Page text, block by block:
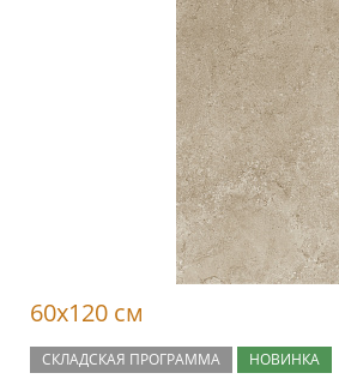
60x120 см
СКЛАДСКАЯ ПРОГРАММА НОВИНКА